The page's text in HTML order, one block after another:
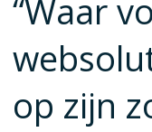
“Waar
op zijn